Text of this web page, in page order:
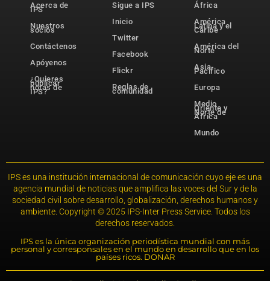
Acerca de
IPS
Nuestros
socios
Contáctenos
Apóyenos
¿Quieres
publicar
notas de
IPS?
Sigue a IPS
Inicio
Twitter
Facebook
Flickr
Reglas de
comunidad
África
América
Latina y el
Caribe
América del
Norte
Asia-
Pacífico
Europa
Medio
Oriente y
Norte de
África
Mundo
IPS es una institución internacional de comunicación cuyo eje es una
agencia mundial de noticias que amplifica las voces del Sur y de la
sociedad civil sobre desarrollo, globalización, derechos humanos y
ambiente. Copyright © 2025 IPS-Inter Press Service. Todos los
derechos reservados.
IPS es la única organización periodística mundial con más
personal y corresponsales en el mundo en desarrollo que en los
países ricos. DONAR